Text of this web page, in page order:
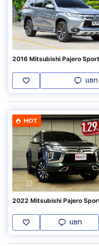
2016 Mitsubishi Pajero
แชท
HOT
2022 Mitsubishi Pajero
แชท